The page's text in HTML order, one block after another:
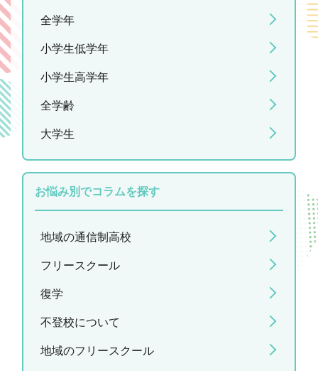
全学年
小学生低学年
小学生高学年
全学齢
大学生
お悩み別でコラムを探す
地域の通信制高校
フリースクール
復学
不登校について
地域のフリースクール